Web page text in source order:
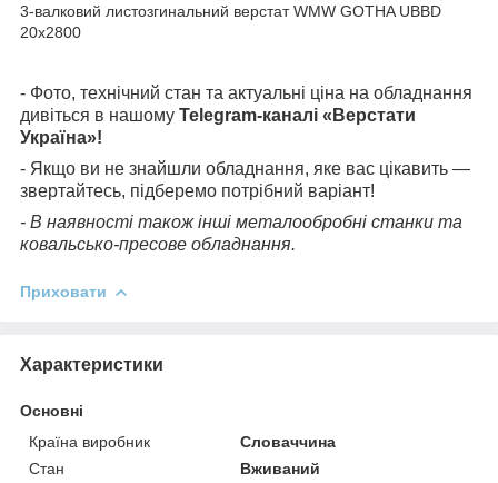
3-валковий листозгинальний верстат WMW GOTHA UBBD
20х2800
- Фото, технічний стан та актуальні ціна на обладнання
дивіться в нашому Telegram-каналі «Верстати
Україна»!
- Якщо ви не знайшли обладнання, яке вас цікавить —
звертайтесь, підберемо потрібний варіант!
- В наявності також інші металообробні станки та
ковальсько-пресове обладнання.
Приховати
Характеристики
Основні
Країна виробник
Словаччина
Стан
Вживаний